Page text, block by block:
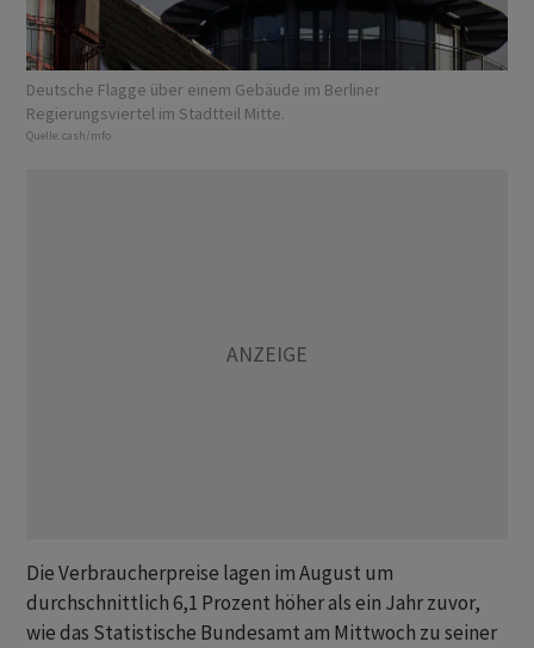
Deutsche Flagge über einem Gebäude im Berliner
Regierungsviertel im Stadtteil Mitte.
Quelle: cash/mfo
Die Verbraucherpreise lagen im August um
durchschnittlich 6,1 Prozent höher als ein Jahr zuvor,
wie das Statistische Bundesamt am Mittwoch zu seiner